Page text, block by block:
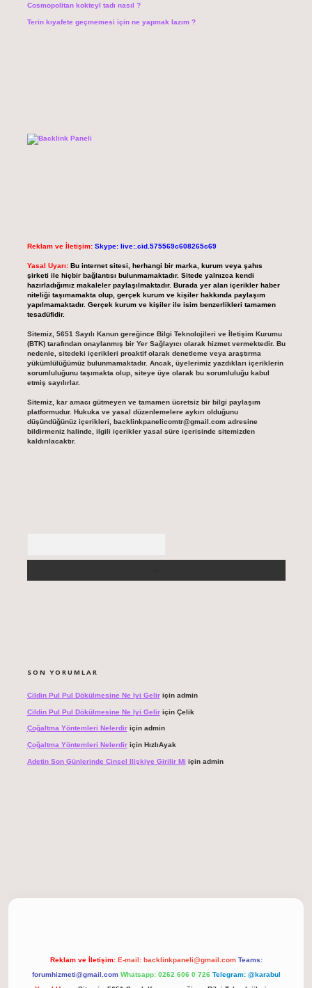
Cosmopolitan kokteyl tadı nasıl ?
Terin kıyafete geçmemesi için ne yapmak lazım ?
Reklam ve İletişim: Skype: live:.cid.575569c608265c69
Yasal Uyarı: Bu internet sitesi, herhangi bir marka, kurum veya şahıs
şirketi ile hiçbir bağlantısı bulunmamaktadır. Sitede yalnızca kendi
hazırladığımız makaleler paylaşılmaktadır. Burada yer alan içerikler haber
niteliği taşımamakta olup, gerçek kurum ve kişiler hakkında paylaşım
yapılmamaktadır. Gerçek kurum ve kişiler ile isim benzerlikleri tamamen
tesadüfidir.
Sitemiz, 5651 Sayılı Kanun gereğince Bilgi Teknolojileri ve İletişim Kurumu
(BTK) tarafından onaylanmış bir Yer Sağlayıcı olarak hizmet vermektedir. Bu
nedenle, sitedeki içerikleri proaktif olarak denetleme veya araştırma
yükümlülüğümüz bulunmamaktadır. Ancak, üyelerimiz yazdıkları içeriklerin
sorumluluğunu taşımakta olup, siteye üye olarak bu sorumluluğu kabul
etmiş sayılırlar.
Sitemiz, kar amacı gütmeyen ve tamamen ücretsiz bir bilgi paylaşım
platformudur. Hukuka ve yasal düzenlemelere aykırı olduğunu
düşündüğünüz içerikleri, backlinkpanelicomtr@gmail.comadresine
bildirmeniz halinde, ilgili içerikler yasal süre içerisinde sitemizden
kaldırılacaktır.
SON YORUMLAR
Cildin Pul Pul Dökülmesine Ne Iyi Geliriçin admin
Cildin Pul Pul Dökülmesine Ne Iyi Geliriçin Çelik
Çoğaltma Yöntemleri Nelerdiriçin admin
Çoğaltma Yöntemleri Nelerdiriçin HızlıAyak
Adetin Son Günlerinde Cinsel Ilişkiye Girilir Mi için admin
Reklam ve İletişim: E-mail: backlinkpaneli@gmail.com Teams:
forumhizmeti@gmail.com Whatsapp: 0262 606 0 726 Telegram: @karabul